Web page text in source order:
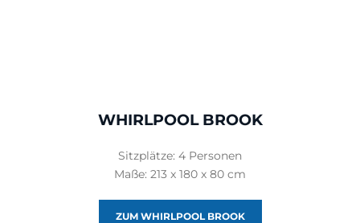
WHIRLPOOL BROOK
Sitzplätze: 4 Personen
Maße: 213 x 180 x 80 cm
ZUM WHIRLPOOL BROOK